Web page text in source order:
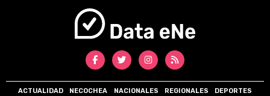
ACTUALIDAD NECOCHEA NACIONALES REGIONALES
DEPORTES